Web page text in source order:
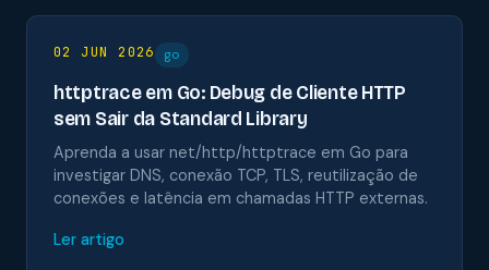
02 JUN 2026 go
httptrace em Go: Debug de Cliente HTTP
sem Sair da Standard Library
Aprenda a usar net/http/httptrace em Go para
investigar DNS, conexão TCP, TLS, reutilização de
conexões e latência em chamadas HTTP externas.
Ler artigo